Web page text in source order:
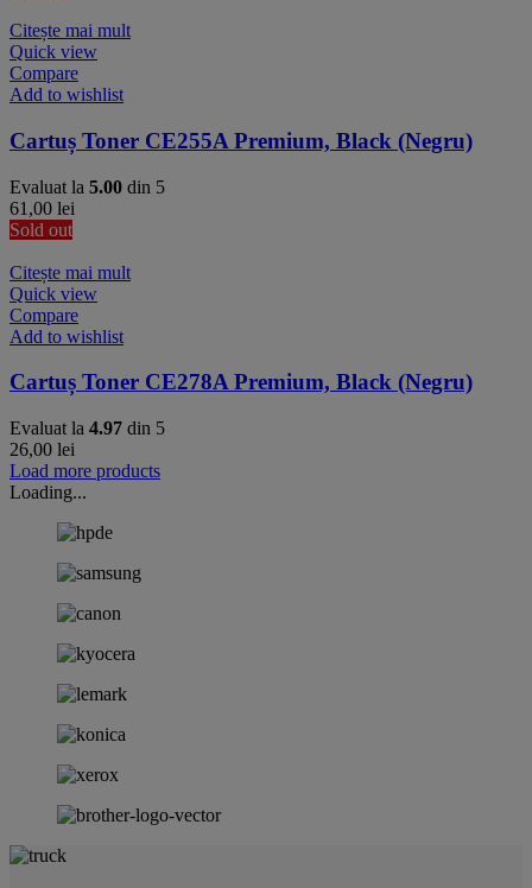
Citește mai mult
Quick view
Compare
Add to wishlist
Cartuș Toner CE255A Premium, Black (Negru)
Evaluat la 5.00 din 5
61,00 lei
Sold out
Citește mai mult
Quick view
Compare
Add to wishlist
Cartuș Toner CE278A Premium, Black (Negru)
Evaluat la 4.97 din 5
26,00 lei
Load more products
Loading...